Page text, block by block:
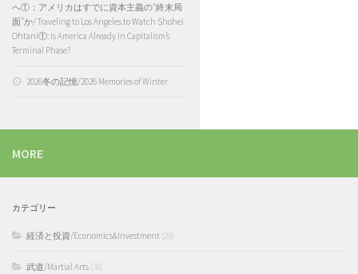
へ①：アメリカはすでに資本主義の“終末局
面”か/ Traveling to Los Angeles to Watch Shohei
Ohtani①: Is America Already in Capitalism’s
Terminal Phase?
2026冬の記憶/2026 Memories of Winter
MORE
カテゴリー
経済と投資/Economics&Investment (29)
武道/Martial Arts (38)